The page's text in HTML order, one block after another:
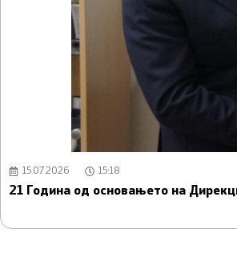
15.07.2026 15:18
21 Година од основањето на